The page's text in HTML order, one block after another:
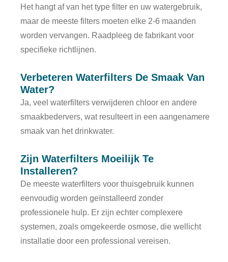
Het hangt af van het type filter en uw watergebruik,
maar de meeste filters moeten elke 2-6 maanden
worden vervangen. Raadpleeg de fabrikant voor
specifieke richtlijnen.
Verbeteren Waterfilters De Smaak Van
Water?
Ja, veel waterfilters verwijderen chloor en andere
smaakbedervers, wat resulteert in een aangenamere
smaak van het drinkwater.
Zijn Waterfilters Moeilijk Te
Installeren?
De meeste waterfilters voor thuisgebruik kunnen
eenvoudig worden geïnstalleerd zonder
professionele hulp. Er zijn echter complexere
systemen, zoals omgekeerde osmose, die wellicht
installatie door een professional vereisen.